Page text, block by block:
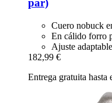
par)
Cuero nobuck
En cálido forro
Ajuste
182,99 €
Entrega gratuita hasta